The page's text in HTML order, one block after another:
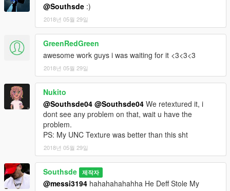
@Southsde :)
2018년 05월 29일
GreenRedGreen
awesome work guys i was waiting for it <3<3<3
2018년 05월 29일
Nukito
@Southsde04 @Southsde04 We retextured it, i
dont see any problem on that, wait u have the
problem.
PS: My UNC Texture was better than this sht
2018년 05월 29일
Southsde 제작자
@messi3194 hahahahahahha He Deff Stole My